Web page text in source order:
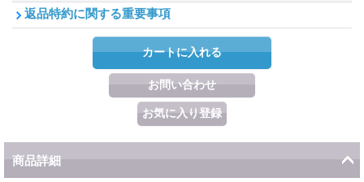
返品特約に関する重要事項
商品詳細